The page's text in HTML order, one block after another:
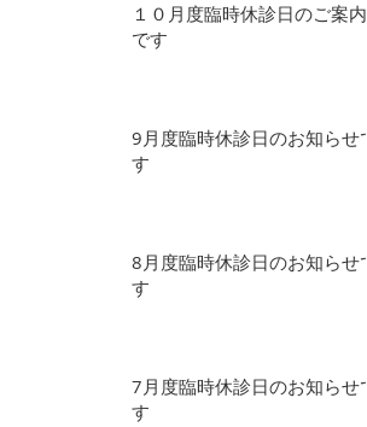
１０月度臨時休診日のご案内
です
9月度臨時休診日のお知らせで
す
8月度臨時休診日のお知らせで
す
7月度臨時休診日のお知らせで
す